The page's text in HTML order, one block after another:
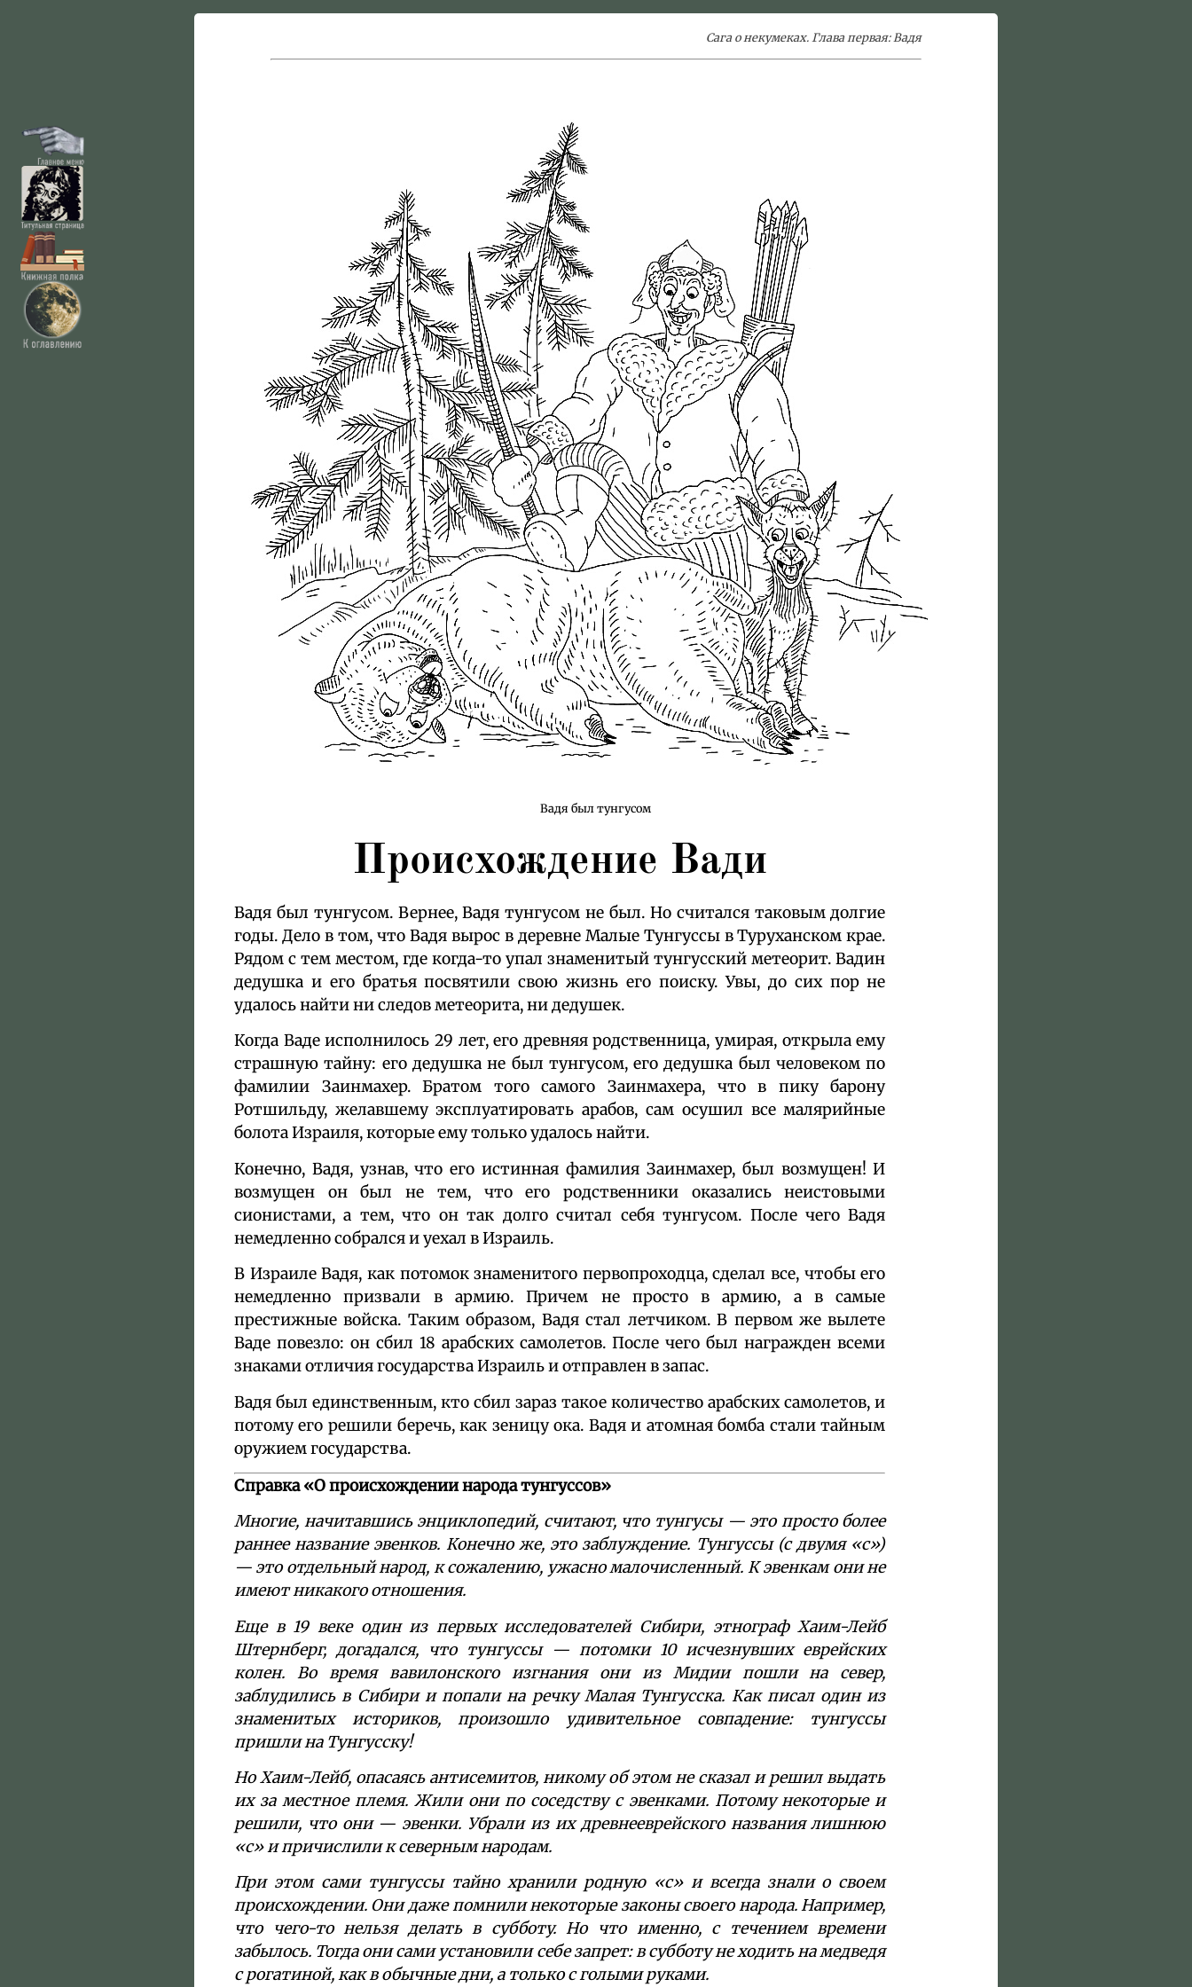
Сага о некумеках. Глава первая: Вадя
Вадя был тунгусом
Происхождение Вади
Вадя был тунгусом. Вернее, Вадя тунгусом не был. Но считался таковым долгие
годы. Дело в том, что Вадя вырос в деревне Малые Тунгуссы в Туруханском крае.
Рядом с тем местом, где когда-то упал знаменитый тунгусский метеорит. Вадин
дедушка и его братья посвятили свою жизнь его поиску. Увы, до сих пор не
удалось найти ни следов метеорита, ни дедушек.
Когда Ваде исполнилось 29 лет, его древняя родственница, умирая, открыла ему
страшную тайну: его дедушка не был тунгусом, его дедушка был человеком по
фамилии Заинмахер. Братом того самого Заинмахера, что в пику барону
Ротшильду, желавшему эксплуатировать арабов, сам осушил все малярийные
болота Израиля, которые ему только удалось найти.
Конечно, Вадя, узнав, что его истинная фамилия Заинмахер, был возмущен! И
возмущен он был не тем, что его родственники оказались неистовыми
сионистами, а тем, что он так долго считал себя тунгусом. После чего Вадя
немедленно собрался и уехал в Израиль.
В Израиле Вадя, как потомок знаменитого первопроходца, сделал все, чтобы его
немедленно призвали в армию. Причем не просто в армию, а в самые
престижные войска. Таким образом, Вадя стал летчиком. В первом же вылете
Ваде повезло: он сбил 18 арабских самолетов. После чего был награжден всеми
знаками отличия государства Израиль и отправлен в запас.
Вадя был единственным, кто сбил зараз такое количество арабских самолетов, и
потому его решили беречь, как зеницу ока. Вадя и атомная бомба стали тайным
оружием государства.
Справка «О происхождении народа тунгуссов»
Многие, начитавшись энциклопедий, считают, что тунгусы — это просто более
раннее название эвенков. Конечно же, это заблуждение. Тунгуссы (с двумя «с»)
— это отдельный народ, к сожалению, ужасно малочисленный. К эвенкам они не
имеют никакого отношения.
Еще в 19 веке один из первых исследователей Сибири, этнограф Хаим-Лейб
Штернберг, догадался, что тунгуссы — потомки 10 исчезнувших еврейских
колен. Во время вавилонского изгнания они из Мидии пошли на север,
заблудились в Сибири и попали на речку Малая Тунгусска. Как писал один из
знаменитых историков, произошло удивительное совпадение: тунгуссы
пришли на Тунгусску!
Но Хаим-Лейб, опасаясь антисемитов, никому об этом не сказал и решил выдать
их за местное племя. Жили они по соседству с эвенками. Потому некоторые и
решили, что они — эвенки. Убрали из их древнееврейского названия лишнюю
«с» и причислили к северным народам.
При этом сами тунгуссы тайно хранили родную «с» и всегда знали о своем
происхождении. Они даже помнили некоторые законы своего народа. Например,
что чего-то нельзя делать в субботу. Но что именно, с течением времени
забылось. Тогда они сами установили себе запрет: в субботу не ходить на медведя
с рогатиной, как в обычные дни, а только с голыми руками.